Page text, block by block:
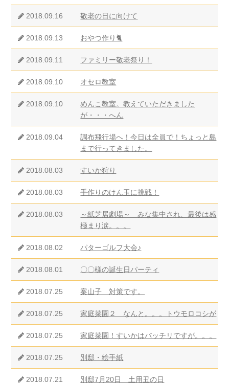
2018.09.16 敬老の日に向けて
2018.09.13 おやつ作り🐈
2018.09.11 ファミリー敬老祭り！
2018.09.10 オセロ教室
2018.09.10
めんこ教室。教えていただきました
が・・・へん
2018.09.04
調布飛行場へ！今日は全員で！ちょっと島
まで行ってきました。
2018.08.03 すいか狩り
2018.08.03 手作りのけん玉に挑戦！
2018.08.03
～紙芝居劇場～ みな集中され、最後は感
極まり涙。。。
2018.08.02 パターゴルフ大会♪
2018.08.01 〇〇様の誕生日パーティ
2018.07.25 案山子 対策です。
2018.07.25 家庭菜園２ なんと。。。トウモロコシが
2018.07.25 家庭菜園！すいかはバッチリですが。。。
2018.07.25 別邸・絵手紙
2018.07.21 別邸7月20日 土用丑の日